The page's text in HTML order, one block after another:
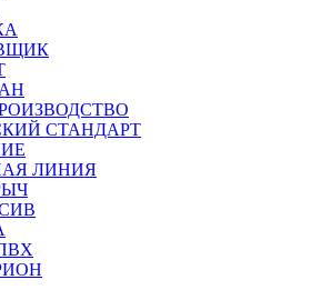
СТАНДАРТ
ЛИНИЯ